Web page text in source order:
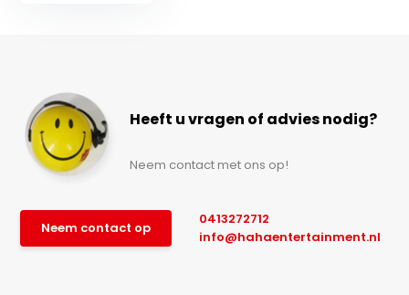
Heeft u vragen of advies nodig?
Neem contact met ons op!
Neem contact op
0413272712
info@hahaentertainment.nl